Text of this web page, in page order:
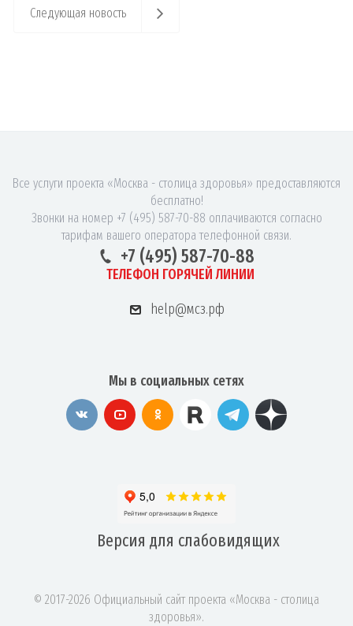
Следующая новость
Все услуги проекта «Москва - столица здоровья» предоставляются
бесплатно!
Звонки на номер +7 (495) 587-70-88 оплачиваются согласно
тарифам вашего оператора телефонной связи.
+7 (495) 587-70-88
ТЕЛЕФОН ГОРЯЧЕЙ ЛИНИИ
help@мсз.рф
Мы в социальных сетях
Версия для слабовидящих
© 2017-2026 Официальный сайт проекта «Москва - столица
здоровья».